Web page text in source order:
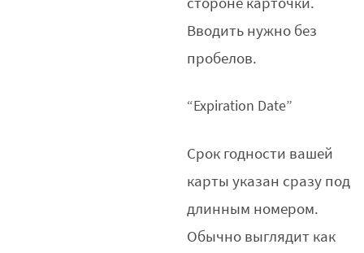
Вводить нужно без
пробелов.
“Expiration Date”
Срок годности вашей
карты указан сразу под
длинным номером.
Обычно выглядит как